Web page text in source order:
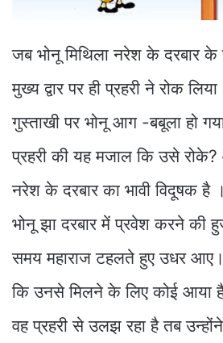
जब भोनू मिथिला नरेश के दरबार
मुख्य द्वार पर ही प्रहरी ने रोक
गुस्ताखी पर भोनू आग -बबूला हो
प्रहरी की यह मजाल कि उसे रोके?
नरेश के दरबार का भावी विदूषक
भोनू झा दरबार में प्रवेश करने की
समय महाराज टहलते हुए उधर
कि उनसे मिलने के लिए कोई आया है
वह प्रहरी से उलझ रहा है तब